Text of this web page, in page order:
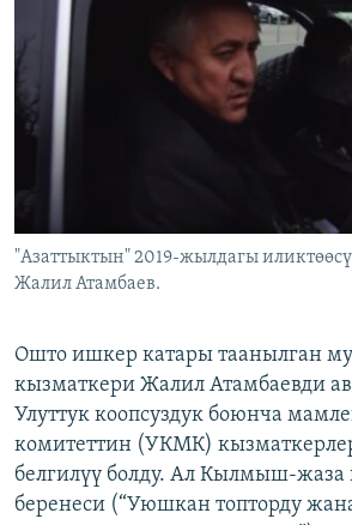
ЭЖЕ-СИҢДИЛЕР
АЗАТТЫК+
ЫҢГАЙСЫЗ СУРООЛОР
ОНЛАЙН ШЕРИНЕ
ЭЕ/АРнун бардык сайттары
"Азаттыктын" 2019-жылдагы
Жалил Атамбаев.
Ошто ишкер катары таанылган
кызматкери Жалил Атамбаевди
Улуттук коопсуздук боюнча
комитеттин (УКМК)
белгилүү болду. Ал Кылмыш-жаза
беренеси (“Уюшкан топторду